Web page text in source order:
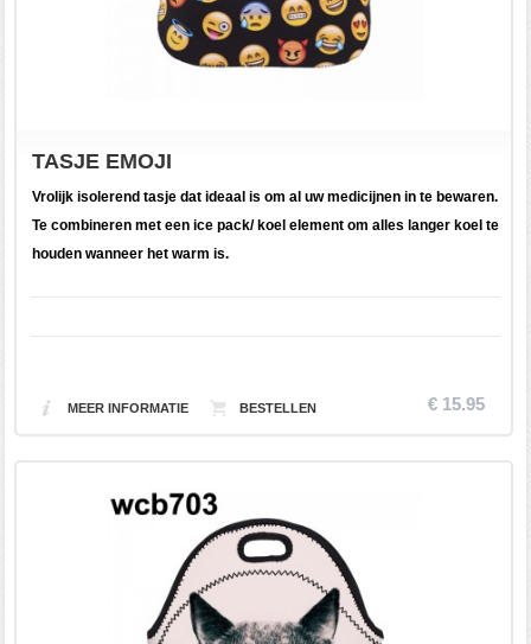
TASJE EMOJI
€ 15.95
Vrolijk isolerend tasje dat ideaal is om al uw medicijnen in te bewaren.
Te combineren met een ice pack/ koel element om alles langer koel te
houden wanneer het warm is.
MEER INFORMATIE